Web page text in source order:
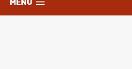
MENÚ